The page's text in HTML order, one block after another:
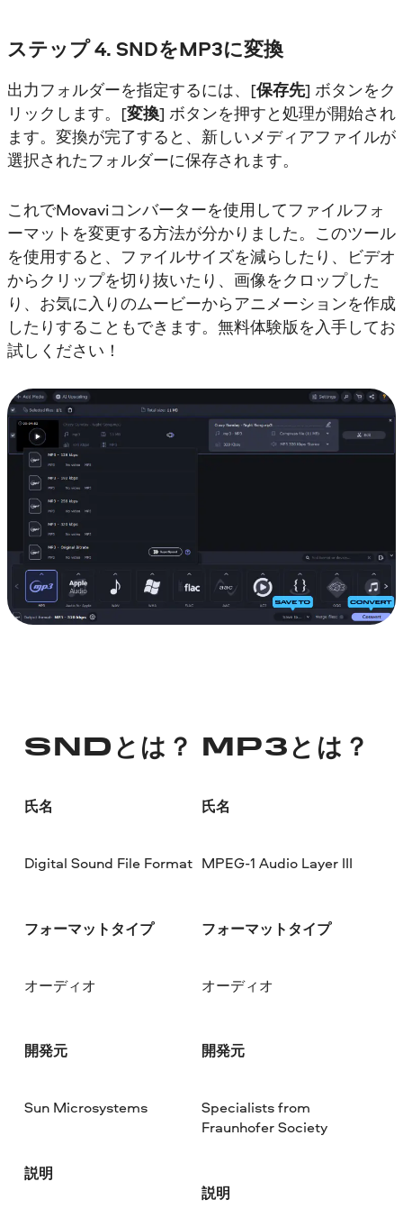
ステップ 4. SNDをMP3に変換
出力フォルダーを指定するには、[保存先] ボタンをク
リックします。[変換] ボタンを押すと処理が開始され
ます。変換が完了すると、新しいメディアファイルが
選択されたフォルダーに保存されます。
これでMovaviコンバーターを使用してファイルフォ
ーマットを変更する方法が分かりました。このツール
を使用すると、ファイルサイズを減らしたり、ビデオ
からクリップを切り抜いたり、画像をクロップした
り、お気に入りのムービーからアニメーションを作成
したりすることもできます。無料体験版を入手してお
試しください！
SNDとは？
氏名
Digital Sound File Format
フォーマットタイプ
オーディオ
開発元
Sun Microsystems
説明
MP3とは？
氏名
MPEG-1 Audio Layer III
フォーマットタイプ
オーディオ
開発元
Specialists from
Fraunhofer Society
説明